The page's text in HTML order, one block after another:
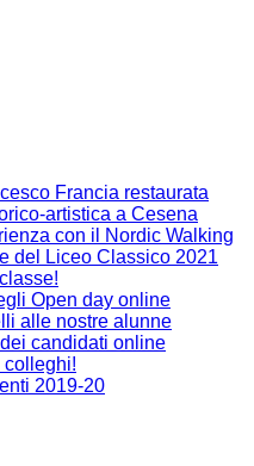
Francia restaurata
artistica a Cesena
con il Nordic Walking
del Liceo Classico 2021
Open day online
alle nostre alunne
candidati online
colleghi!
2019-20